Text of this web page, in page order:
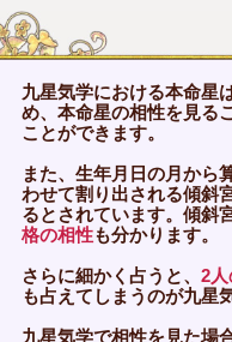
九星気学における本命星
め、本命星の相性を見る
ことができます。
また、生年月日の月から
わせて割り出される傾斜
るとされています。傾斜
格の相性も分かります。
さらに細かく占うと、 2
も占えてしまうのが九星
九星気学で相性を見た場